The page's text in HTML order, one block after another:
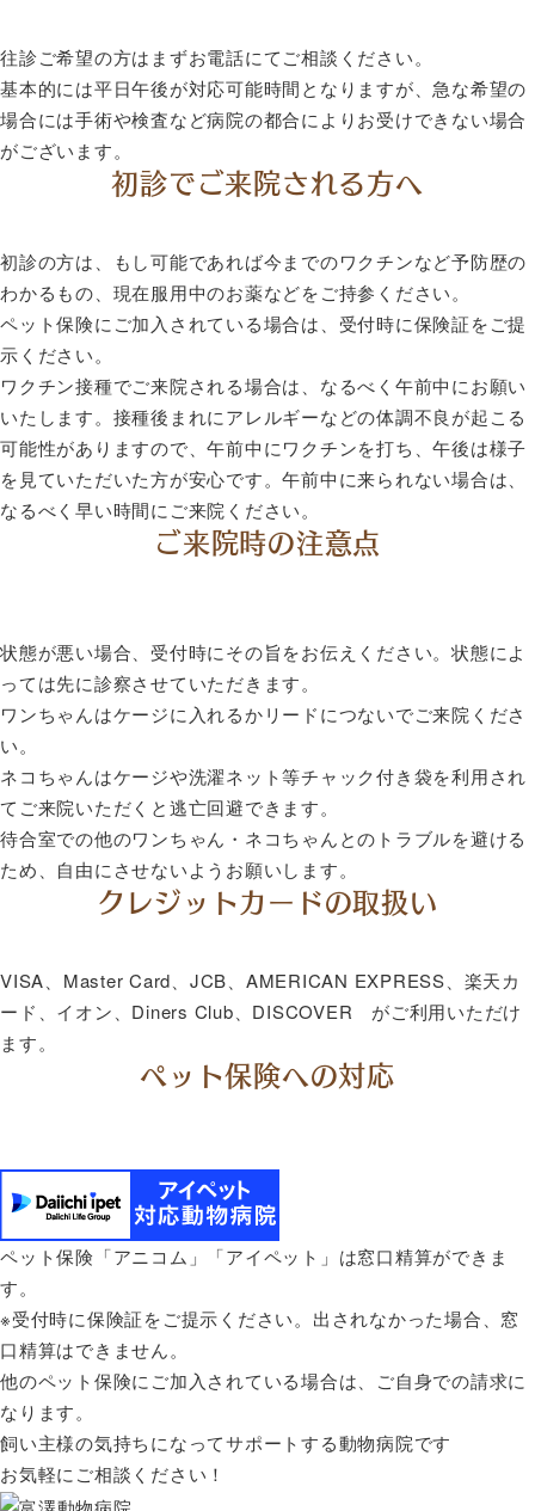
往診ご希望の方はまずお電話にてご相談ください。
基本的には平日午後が対応可能時間となりますが、急な希望の
場合には手術や検査など病院の都合によりお受けできない場合
がございます。
初診でご来院される方へ
初診の方は、もし可能であれば今までのワクチンなど予防歴の
わかるもの、現在服用中のお薬などをご持参ください。
ペット保険にご加入されている場合は、受付時に保険証をご提
示ください。
ワクチン接種でご来院される場合は、なるべく午前中にお願い
いたします。接種後まれにアレルギーなどの体調不良が起こる
可能性がありますので、午前中にワクチンを打ち、午後は様子
を見ていただいた方が安心です。午前中に来られない場合は、
なるべく早い時間にご来院ください。
ご来院時の注意点
状態が悪い場合、受付時にその旨をお伝えください。状態によ
っては先に診察させていただきます。
ワンちゃんはケージに入れるかリードにつないでご来院くださ
い。
ネコちゃんはケージや洗濯ネット等チャック付き袋を利用され
てご来院いただくと逃亡回避できます。
待合室での他のワンちゃん・ネコちゃんとのトラブルを避ける
ため、自由にさせないようお願いします。
クレジットカードの取扱い
VISA、Master Card、JCB、AMERICAN EXPRESS、楽天カ
ード、イオン、Diners Club、DISCOVER がご利用いただけ
ます。
ペット保険への対応
ペット保険「アニコム」「アイペット」は窓口精算ができま
す。
※受付時に保険証をご提示ください。出されなかった場合、窓
口精算はできません。
他のペット保険にご加入されている場合は、ご自身での請求に
なります。
飼い主様の気持ちになってサポートする動物病院です
お気軽にご相談ください！